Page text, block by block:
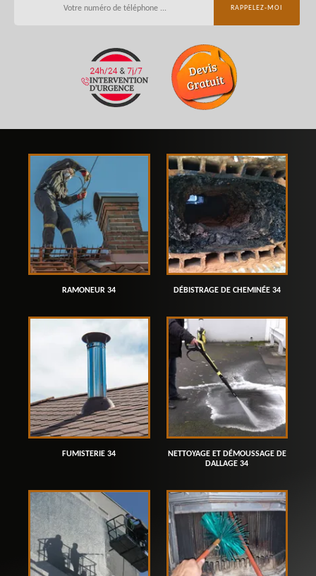
RAMONEUR 34 DÉBISTRAGE DE CHEMINÉE 34
FUMISTERIE 34
NETTOYAGE ET DÉMOUSSAGE DE
DALLAGE 34